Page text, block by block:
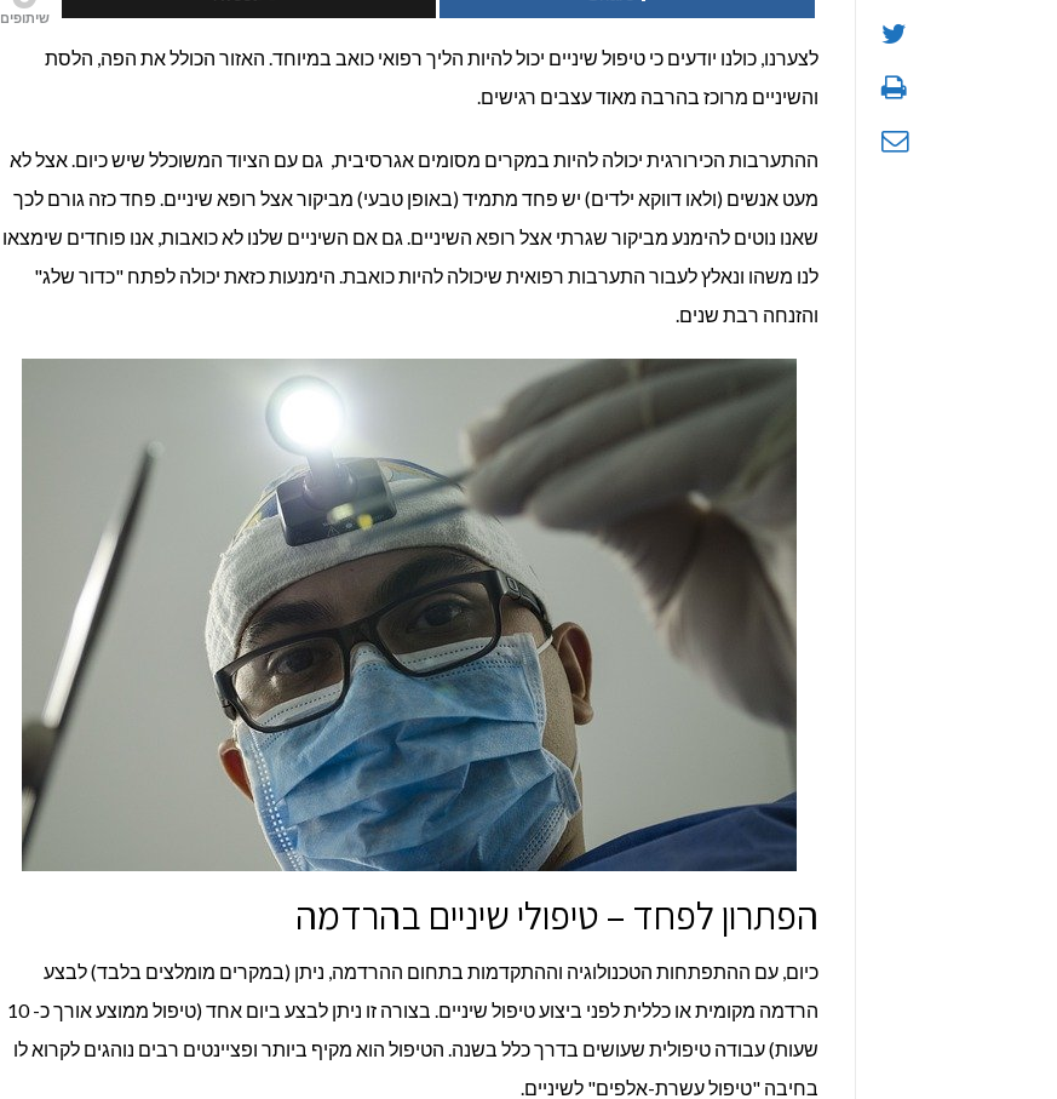
בהרדמה
שיתופים
לצערנו, כולנו יודעים כי טיפול שיניים יכול להיות הליך רפואי כואב במיוחד. האזור הכולל את הפה, הלסת
והשיניים מרוכז בהרבה מאוד עצבים רגישים.
ההתערבות הכירורגית יכולה להיות במקרים מסומים אגרסיבית, גם עם הציוד המשוכלל שיש כיום. אצל לא
מעט אנשים (ולאו דווקא ילדים) יש פחד מתמיד (באופן טבעי) מביקור אצל רופא שיניים. פחד כזה גורם לכך
שאנו נוטים להימנע מביקור שגרתי אצל רופא השיניים. גם אם השיניים שלנו לא כואבות, אנו פוחדים שימצאו
לנו משהו ונאלץ לעבור התערבות רפואית שיכולה להיות כואבת. הימנעות כזאת יכולה לפתח "כדור שלג"
והזנחה רבת שנים.
הפתרון לפחד – טיפולי שיניים בהרדמה
כיום, עם ההתפתחות הטכנולוגיה וההתקדמות בתחום ההרדמה, ניתן (במקרים מומלצים בלבד) לבצע
הרדמה מקומית או כללית לפני ביצוע טיפול שיניים. בצורה זו ניתן לבצע ביום אחד (טיפול ממוצע אורך כ- 10
שעות) עבודה טיפולית שעושים בדרך כלל בשנה. הטיפול הוא מקיף ביותר ופציינטים רבים נוהגים לקרוא לו
בחיבה "טיפול עשרת-אלפים" לשיניים.